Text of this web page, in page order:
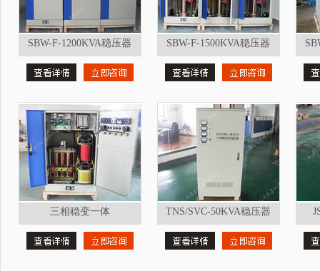
SBW-F-1200KVA稳压器 SBW-F-1500KVA稳压器
三相稳变一体 TNS/SVC-50KVA稳压器